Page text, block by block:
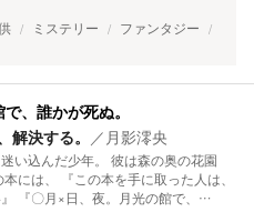
ミステリー
ファンタジー
、誰かが死ぬ。
解決する。 ／ 月影澪央
い込んだ少年。 彼は森の奥の花園
には、 『この本を手に取った人は、
『〇月×日、夜。月光の館で、…